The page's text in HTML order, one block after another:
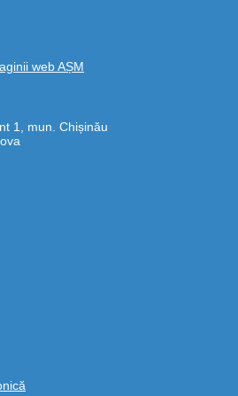
web AȘM
1, mun. Chișinău